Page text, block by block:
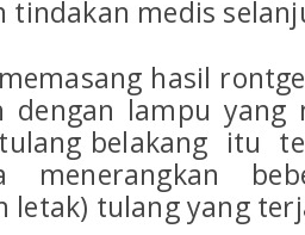
tindakan medis
hasil
dengan lampu yang
belakang itu
menerangkan
letak) tulang yang